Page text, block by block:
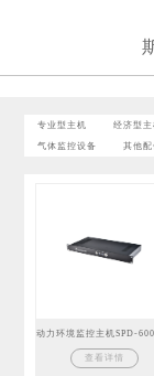
专业型主机 经济型主
气体监控设备 其他
查看详情